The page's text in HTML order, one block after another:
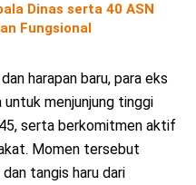
Dinas serta 40 ASN
Fungsional
harapan baru, para eks
menjunjung tinggi
serta berkomitmen aktif
Momen tersebut
tangis haru dari